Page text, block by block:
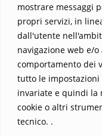
mostrare messaggi
propri servizi, in
dall'utente
navigazione web e/
comportamento dei
tutto le
invariate e quindi la
cookie o altri
tecnico. .
Sostieni La Buona